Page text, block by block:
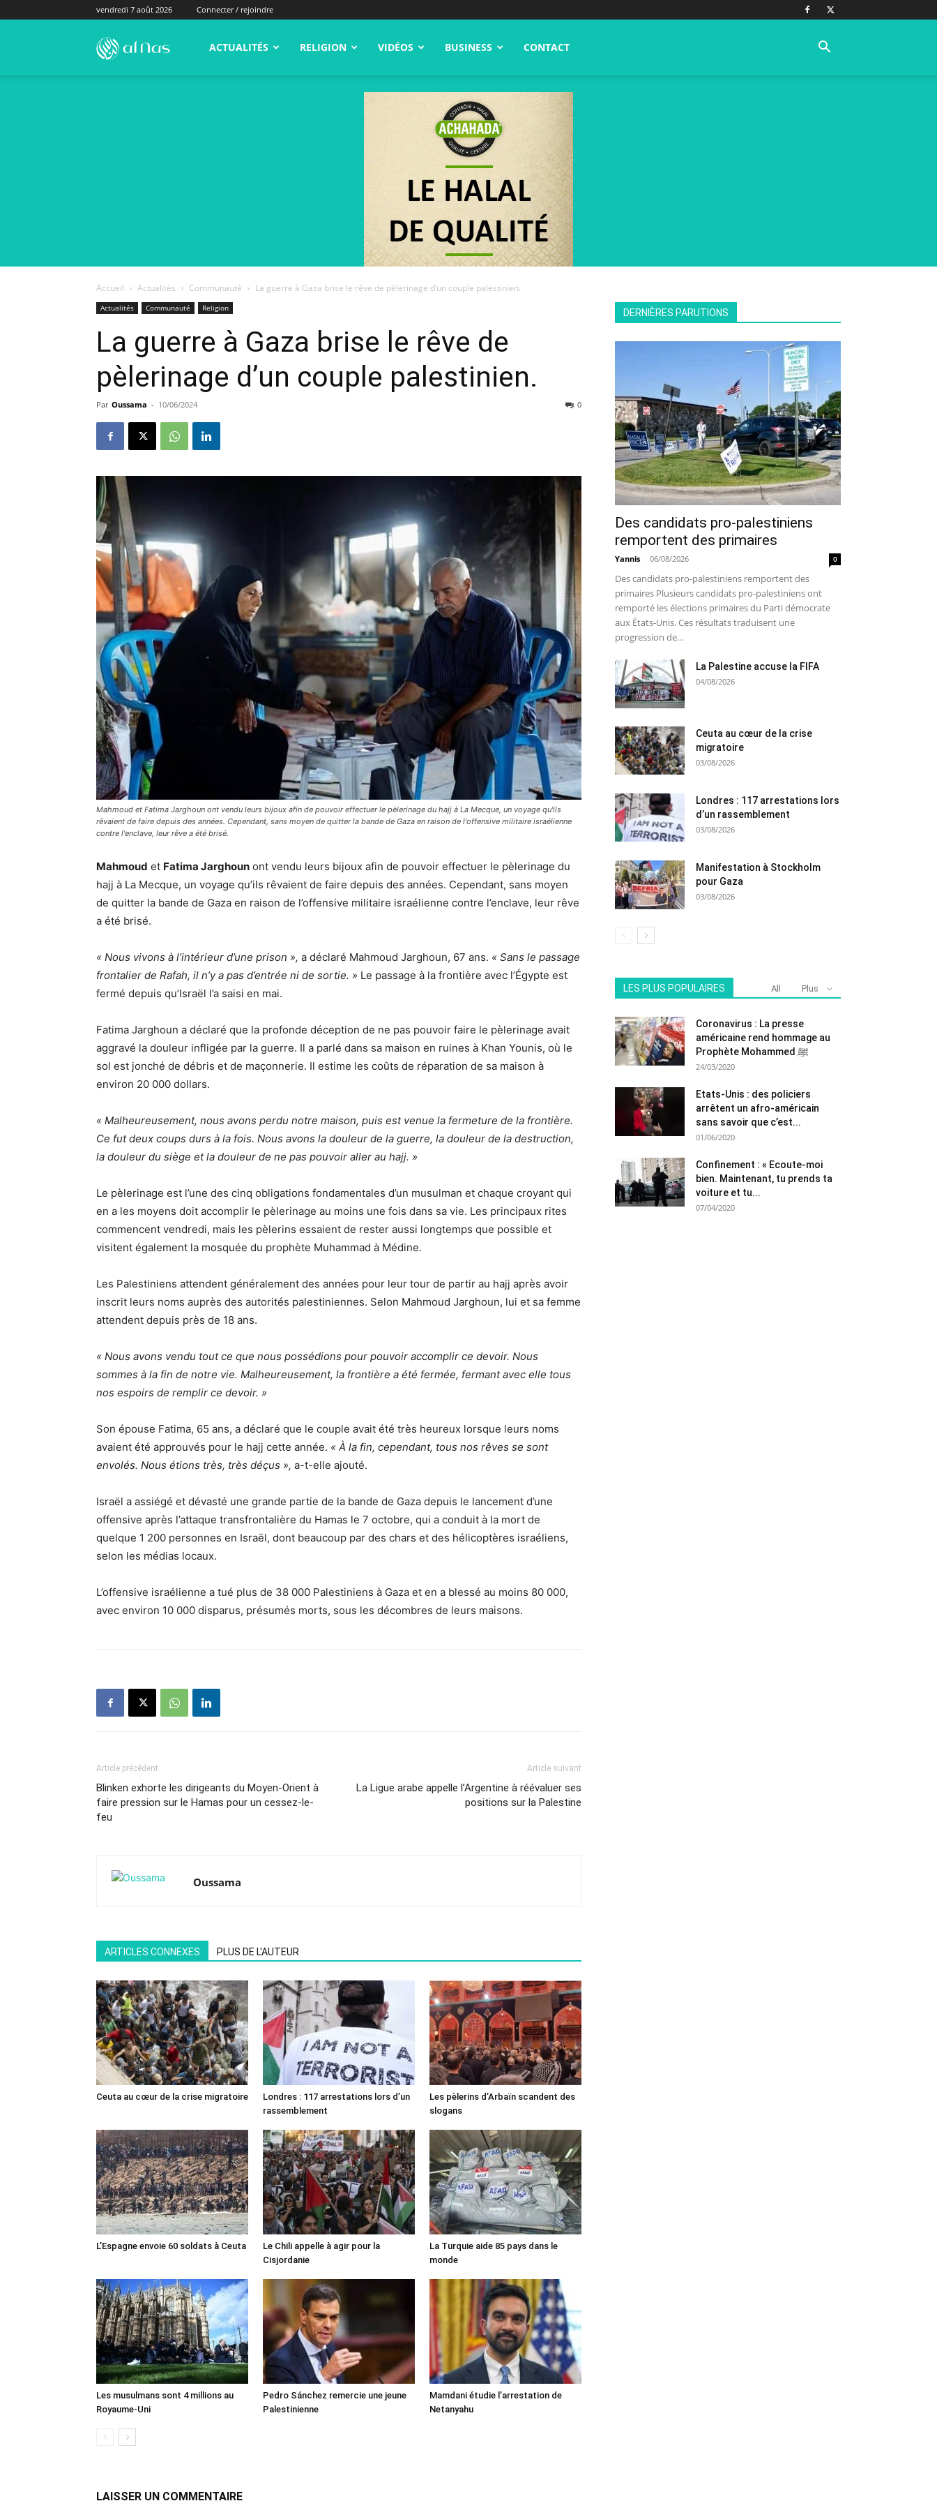
vendredi 7 août 2026 Connecter / rejoindre
alNas.fr ACTUALITÉS RELIGION VIDÉOS BUSINESS CONTACT
Accueil Actualités Communauté La guerre à Gaza brise le rêve de pèlerinage d’un couple palestinien.
Actualités Communauté Religion
La guerre à Gaza brise le rêve de
pèlerinage d’un couple palestinien.
Par Oussama - 10/06/2024 0
Mahmoud et Fatima Jarghoun ont vendu leurs bijoux afin de pouvoir effectuer le pèlerinage du hajj à La Mecque, un voyage qu'ils
rêvaient de faire depuis des années. Cependant, sans moyen de quitter la bande de Gaza en raison de l'offensive militaire israélienne
contre l'enclave, leur rêve a été brisé.
Mahmoud et Fatima Jarghoun ont vendu leurs bijoux afin de pouvoir effectuer le pèlerinage du
hajj à La Mecque, un voyage qu’ils rêvaient de faire depuis des années. Cependant, sans moyen
de quitter la bande de Gaza en raison de l’offensive militaire israélienne contre l’enclave, leur rêve
a été brisé.
« Nous vivons à l’intérieur d’une prison », a déclaré Mahmoud Jarghoun, 67 ans. « Sans le passage
frontalier de Rafah, il n’y a pas d’entrée ni de sortie. » Le passage à la frontière avec l’Égypte est
fermé depuis qu’Israël l’a saisi en mai.
Fatima Jarghoun a déclaré que la profonde déception de ne pas pouvoir faire le pèlerinage avait
aggravé la douleur infligée par la guerre. Il a parlé dans sa maison en ruines à Khan Younis, où le
sol est jonché de débris et de maçonnerie. Il estime les coûts de réparation de sa maison à
environ 20 000 dollars.
« Malheureusement, nous avons perdu notre maison, puis est venue la fermeture de la frontière.
Ce fut deux coups durs à la fois. Nous avons la douleur de la guerre, la douleur de la destruction,
la douleur du siège et la douleur de ne pas pouvoir aller au hajj. »
Le pèlerinage est l’une des cinq obligations fondamentales d’un musulman et chaque croyant qui
en a les moyens doit accomplir le pèlerinage au moins une fois dans sa vie. Les principaux rites
commencent vendredi, mais les pèlerins essaient de rester aussi longtemps que possible et
visitent également la mosquée du prophète Muhammad à Médine.
Les Palestiniens attendent généralement des années pour leur tour de partir au hajj après avoir
inscrit leurs noms auprès des autorités palestiniennes. Selon Mahmoud Jarghoun, lui et sa femme
attendent depuis près de 18 ans.
« Nous avons vendu tout ce que nous possédions pour pouvoir accomplir ce devoir. Nous
sommes à la fin de notre vie. Malheureusement, la frontière a été fermée, fermant avec elle tous
nos espoirs de remplir ce devoir. »
Son épouse Fatima, 65 ans, a déclaré que le couple avait été très heureux lorsque leurs noms
avaient été approuvés pour le hajj cette année. « À la fin, cependant, tous nos rêves se sont
envolés. Nous étions très, très déçus », a-t-elle ajouté.
Israël a assiégé et dévasté une grande partie de la bande de Gaza depuis le lancement d’une
offensive après l’attaque transfrontalière du Hamas le 7 octobre, qui a conduit à la mort de
quelque 1 200 personnes en Israël, dont beaucoup par des chars et des hélicoptères israéliens,
selon les médias locaux.
L’offensive israélienne a tué plus de 38 000 Palestiniens à Gaza et en a blessé au moins 80 000,
avec environ 10 000 disparus, présumés morts, sous les décombres de leurs maisons.
Article précédent
Blinken exhorte les dirigeants du Moyen-Orient à
faire pression sur le Hamas pour un cessez-le-
feu
Article suivant
La Ligue arabe appelle l’Argentine à réévaluer ses
positions sur la Palestine
Oussama
ARTICLES CONNEXES PLUS DE L'AUTEUR
Ceuta au cœur de la crise migratoire
Londres : 117 arrestations lors d’un
rassemblement
Les pèlerins d’Arbaïn scandent des
slogans
L’Espagne envoie 60 soldats à Ceuta
Le Chili appelle à agir pour la
Cisjordanie
La Turquie aide 85 pays dans le
monde
Les musulmans sont 4 millions au
Royaume-Uni
Pedro Sánchez remercie une jeune
Palestinienne
Mamdani étudie l’arrestation de
Netanyahu
LAISSER UN COMMENTAIRE
DERNIÈRES PARUTIONS
Des candidats pro-palestiniens
remportent des primaires
Yannis - 06/08/2026 0
Des candidats pro-palestiniens remportent des
primaires Plusieurs candidats pro-palestiniens ont
remporté les élections primaires du Parti démocrate
aux États-Unis. Ces résultats traduisent une
progression de...
La Palestine accuse la FIFA
04/08/2026
Ceuta au cœur de la crise
migratoire
03/08/2026
Londres : 117 arrestations lors
d’un rassemblement
03/08/2026
Manifestation à Stockholm
pour Gaza
03/08/2026
LES PLUS POPULAIRES All Plus
Coronavirus : La presse
américaine rend hommage au
Prophète Mohammed ﷺ
24/03/2020
Etats-Unis : des policiers
arrêtent un afro-américain
sans savoir que c’est...
01/06/2020
Confinement : « Ecoute-moi
bien. Maintenant, tu prends ta
voiture et tu...
07/04/2020